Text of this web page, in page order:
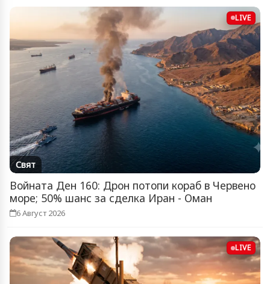
LIVE
Свят
Войната Ден 160: Дрон потопи кораб в Червено
море; 50% шанс за сделка Иран - Оман
6 Август 2026
LIVE